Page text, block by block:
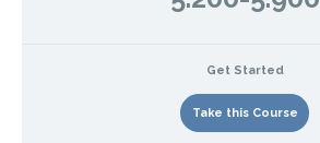
Get Started
Take this Course